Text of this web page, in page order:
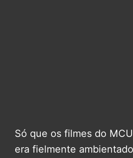
Só que os filmes do
era fielmente